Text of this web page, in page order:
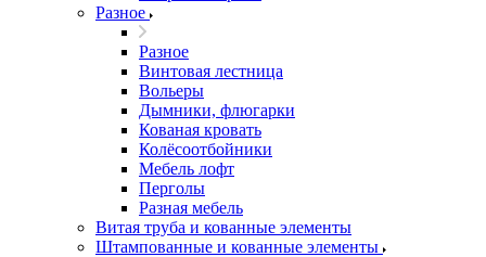
Разное
Разное
Винтовая лестница
Вольеры
Дымники, флюгарки
Кованая кровать
Колёсоотбойники
Мебель лофт
Перголы
Разная мебель
Витая труба и кованные элементы
Штампованные и кованные элементы